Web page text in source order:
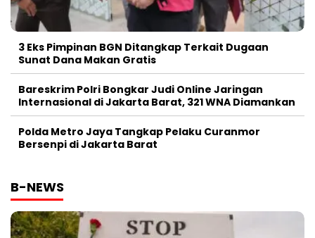
3 Eks Pimpinan BGN Ditangkap Terkait Dugaan
Sunat Dana Makan Gratis
Bareskrim Polri Bongkar Judi Online Jaringan
Internasional di Jakarta Barat, 321 WNA Diamankan
Polda Metro Jaya Tangkap Pelaku Curanmor
Bersenpi di Jakarta Barat
B-NEWS